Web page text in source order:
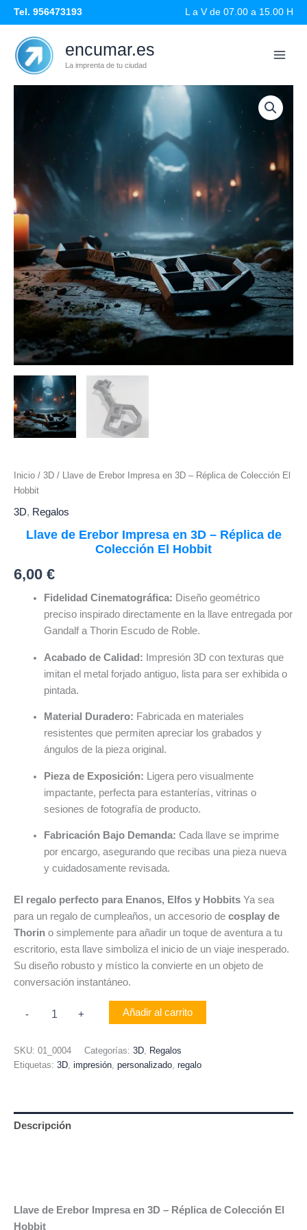
al
contenido
Tel. 956473193 L a V de 07.00 a 15.00 H
encumar.es
La imprenta de tu ciudad
Inicio / 3D / Llave de Erebor Impresa en 3D – Réplica de Colección El
Hobbit
3D, Regalos
Llave de Erebor Impresa en 3D – Réplica de
Colección El Hobbit
6,00 €
Fidelidad Cinematográfica: Diseño geométrico
preciso inspirado directamente en la llave entregada por
Gandalf a Thorin Escudo de Roble.
Acabado de Calidad: Impresión 3D con texturas que
imitan el metal forjado antiguo, lista para ser exhibida o
pintada.
Material Duradero: Fabricada en materiales
resistentes que permiten apreciar los grabados y
ángulos de la pieza original.
Pieza de Exposición: Ligera pero visualmente
impactante, perfecta para estanterías, vitrinas o
sesiones de fotografía de producto.
Fabricación Bajo Demanda: Cada llave se imprime
por encargo, asegurando que recibas una pieza nueva
y cuidadosamente revisada.
El regalo perfecto para Enanos, Elfos y Hobbits Ya sea
para un regalo de cumpleaños, un accesorio de cosplay de
Thorin o simplemente para añadir un toque de aventura a tu
escritorio, esta llave simboliza el inicio de un viaje inesperado.
Su diseño robusto y místico la convierte en un objeto de
conversación instantáneo.
-
Réplica
de
Colección
El
Hobbit
cantidad
+ Añadir al carrito
SKU: 01_0004 Categorías: 3D
Regalos
Etiquetas: 3D impresión personalizado regalo
Descripción
Llave de Erebor Impresa en 3D – Réplica de Colección El
Hobbit